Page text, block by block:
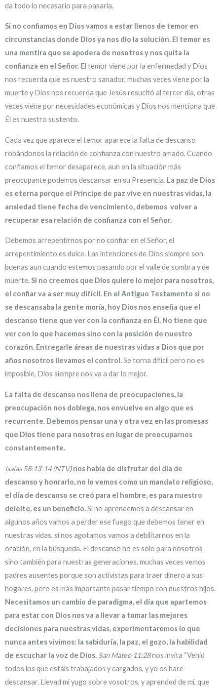
da todo lo necesario para pasarla.
Si no confiamos en Dios vamos a estar llenos de temor en
circunstancias donde Dios ya nos dio la solución. El temor es
una mentira que se apodera de nosotros y nos quita la
confianza en el Señor. El temor viene por la enfermedad y Dios
nos recuerda que es nuestro sanador, muchas veces viene por la
muerte y Dios nos recuerda que Jesús resucitó al tercer día, otras
veces viene por necesidades económicas y Dios nos menciona que
Él es nuestro sustento.
Cada vez que aparece el temor aparece la falta de descanso
robándonos la relación de confianza con nuestro amado. Cuando
confiamos el temor desaparece, aun en la situación más
preocupante podemos descansar en su Presencia. La paz de Dios
es eterna porque el Príncipe de paz vive en nuestras vidas, la
ansiedad tiene fecha de vencimiento, debemos volver a
recuperar esa relación de confianza con el Señor.
Debemos arrepentirnos por no confiar en el Señor, el
arrepentimiento es dulce. Las intenciones de Dios siempre son
buenas aun cuando estemos pasando por el valle de sombra y de
muerte. Si no creemos que Dios quiere lo mejor para nosotros,
el confiar va a ser muy difícil. En el Antiguo Testamento si no
se descansaba la gente moría, hoy Dios nos enseña que el
descanso tiene que ver con la confianza en Él. No tiene que
ver con lo que hacemos sino con la posición de nuestro
corazón. Entregarle áreas de nuestras vidas a Dios que por
años nosotros llevamos el control.Se torna difícil pero no es
imposible, Dios siempre nos va a dar lo mejor.
La falta de descanso nos llena de preocupaciones, la
preocupación nos doblega, nos envuelve en algo que es
recurrente. Debemos pensar una y otra vez en las promesas
que Dios tiene para nosotros en lugar de preocuparnos
constantemente.
Isaías 58:13-14 (NTV)nos habla de disfrutar del día de
descanso y honrarlo, no lo vemos como un mandato religioso,
el día de descanso se creó para el hombre, es para nuestro
deleite, es un beneficio.Si no aprendemos a descansar en
algunos años vamos a perder ese fuego que debemos tener en
nuestras vidas, si nos agotamos vamos a debilitarnos en la
oración, en la búsqueda. El descanso no es solo para nosotros
sino también para nuestras generaciones, muchas veces vemos
padres ausentes porque son activistas para traer dinero a sus
hogares, pero es más importante pasar tiempo con nuestros hijos.
Necesitamos un cambio de paradigma, el día que apartemos
para estar con Dios nos va a llevar a tomar las mejores
decisiones para nuestras vidas, experimentaremos lo que
nunca antes vivimos: la sabiduría, la paz, el gozo, la habilidad
de escuchar la voz de Dios. San Mateo 11:28nos invita “Venid
todos los que estáis trabajados y cargados, y yo os hare
descansar. Llevad mi yugo sobre vosotros, y aprended de mí, que